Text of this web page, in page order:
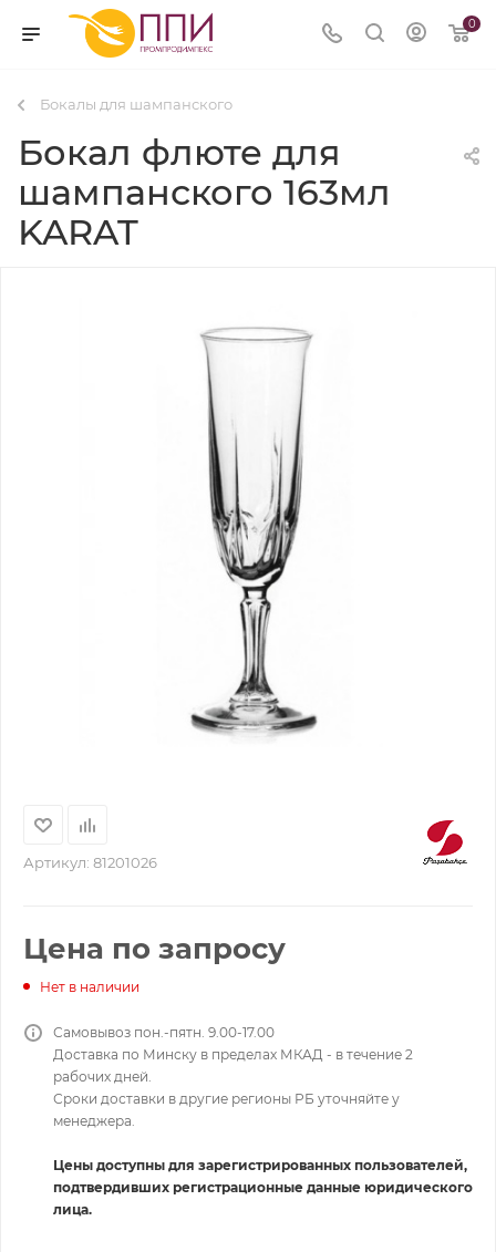
0
Бокалы для шампанского
Бокал флюте для
шампанского 163мл
KARAT
Артикул: 81201026
Цена по запросу
Нет в наличии
Самовывоз пон.-пятн. 9.00-17.00
Доставка по Минску в пределах МКАД - в течение 2
рабочих дней.
Сроки доставки в другие регионы РБ уточняйте у
менеджера.
Цены доступны для зарегистрированных пользователей,
подтвердивших регистрационные данные юридического
лица.